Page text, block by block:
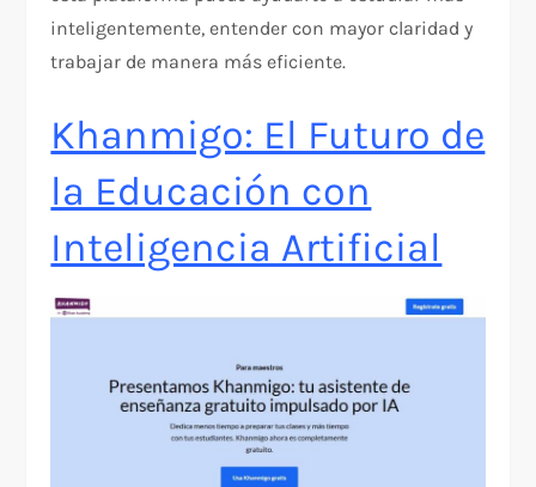
inteligentemente, entender con mayor claridad y
trabajar de manera más eficiente.
Khanmigo: El Futuro de
la Educación con
Inteligencia Artificial